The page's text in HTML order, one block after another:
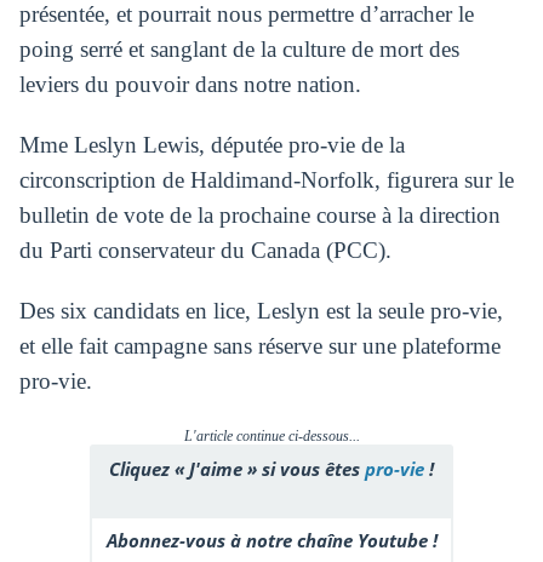
présentée, et pourrait nous permettre d’arracher le
poing serré et sanglant de la culture de mort des
leviers du pouvoir dans notre nation.
Mme Leslyn Lewis, députée pro-vie de la
circonscription de Haldimand-Norfolk, figurera sur le
bulletin de vote de la prochaine course à la direction
du Parti conservateur du Canada (PCC).
Des six candidats en lice, Leslyn est la seule pro-vie,
et elle fait campagne sans réserve sur une plateforme
pro-vie.
L'article continue ci-dessous...
Cliquez « J'aime » si vous êtes pro-vie !
Abonnez-vous à notre chaîne Youtube !